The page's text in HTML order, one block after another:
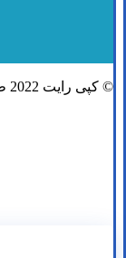
© کپی رایت 2022 طراحی و بهینه سازی